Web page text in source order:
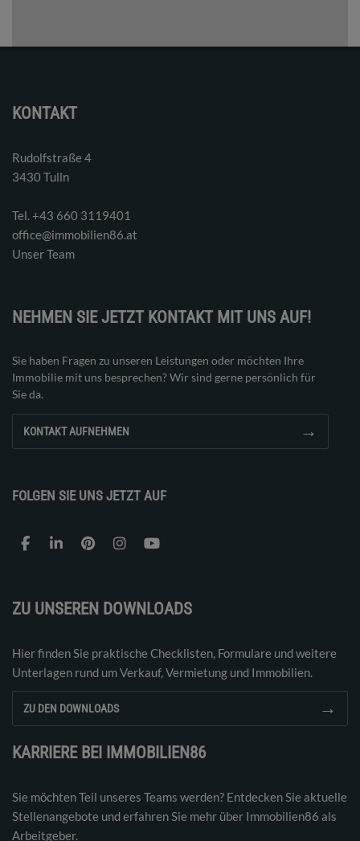
KONTAKT
Rudolfstraße 4
3430 Tulln
Tel. ‭+43 660 3119401‬
office@immobilien86.at
Unser Team
NEHMEN SIE JETZT KONTAKT MIT UNS AUF!
Sie haben Fragen zu unseren Leistungen oder möchten Ihre
Immobilie mit uns besprechen? Wir sind gerne persönlich für
Sie da.
KONTAKT AUFNEHMEN →
FOLGEN SIE UNS JETZT AUF
ZU UNSEREN DOWNLOADS
Hier finden Sie praktische Checklisten, Formulare und weitere
Unterlagen rund um Verkauf, Vermietung und Immobilien.
ZU DEN DOWNLOADS →
KARRIERE BEI IMMOBILIEN86
Sie möchten Teil unseres Teams werden? Entdecken Sie aktuelle
Stellenangebote und erfahren Sie mehr über Immobilien86 als
Arbeitgeber.